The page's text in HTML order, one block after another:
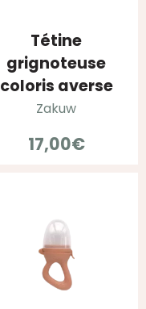
Tétine
grignoteuse
coloris averse
Zakuw
17,00€